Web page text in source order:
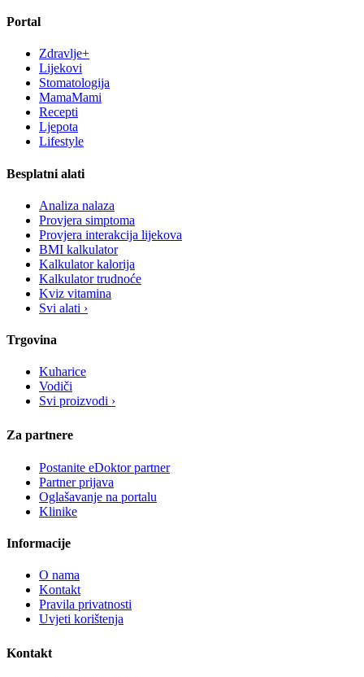
Portal
Zdravlje+
Lijekovi
Stomatologija
MamaMami
Recepti
Ljepota
Lifestyle
Besplatni alati
Analiza nalaza
Provjera simptoma
Provjera interakcija lijekova
BMI kalkulator
Kalkulator kalorija
Kalkulator trudnoće
Kviz vitamina
Svi alati ›
Trgovina
Kuharice
Vodiči
Svi proizvodi ›
Za partnere
Postanite eDoktor partner
Partner prijava
Oglašavanje na portalu
Klinike
Informacije
O nama
Kontakt
Pravila privatnosti
Uvjeti korištenja
Kontakt